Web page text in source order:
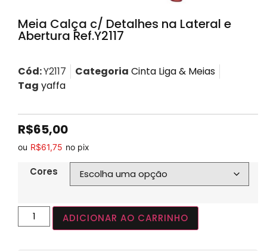
Meia Calça c/ Detalhes na Lateral e
Abertura Ref.Y2117
Cód:Y2117 Categoria Cinta Liga & Meias
Tag yaffa
R$65,00
ou R$61,75 no pix
Cores
ADICIONAR AO CARRINHO